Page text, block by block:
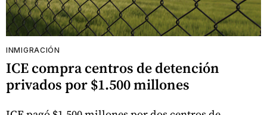
INMIGRACIÓN
ICE compra centros de detención
privados por $1.500 millones